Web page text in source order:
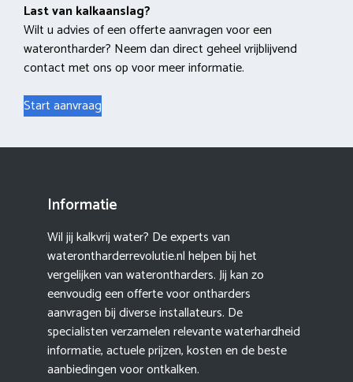
Last van kalkaanslag?
Wilt u advies of een offerte aanvragen voor een
waterontharder? Neem dan direct geheel vrijblijvend
contact met ons op voor meer informatie.
Start aanvraag
Informatie
Wil jij kalkvrij water? De experts van
waterontharderrevolutie.nl helpen bij het
vergelijken van waterontharders. Jij kan zo
eenvoudig een offerte voor ontharders
aanvragen bij diverse installateurs. De
specialisten verzamelen relevante waterhardheid
informatie, actuele prijzen, kosten en de beste
aanbiedingen voor ontkalken.